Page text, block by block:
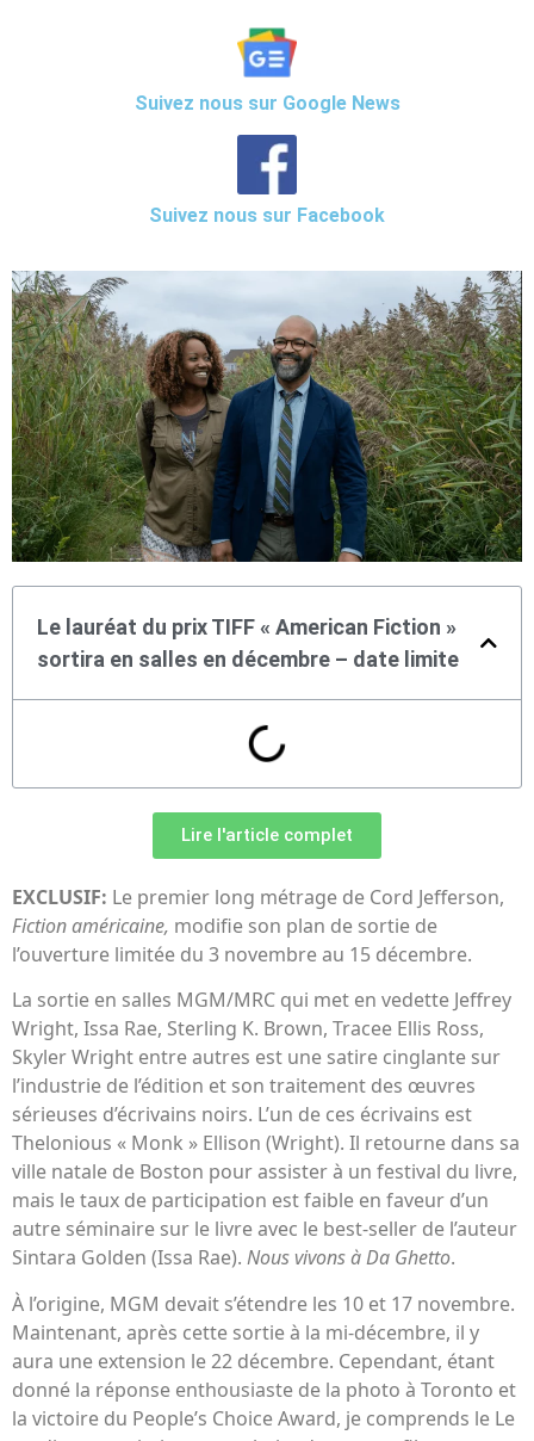
Suivez nous sur Google News
Suivez nous sur Facebook
Le lauréat du prix TIFF « American Fiction »
sortira en salles en décembre – date limite
Lire l'article complet
EXCLUSIF: Le premier long métrage de Cord Jefferson,
Fiction américaine, modifie son plan de sortie de
l’ouverture limitée du 3 novembre au 15 décembre.
La sortie en salles MGM/MRC qui met en vedette Jeffrey
Wright, Issa Rae, Sterling K. Brown, Tracee Ellis Ross,
Skyler Wright entre autres est une satire cinglante sur
l’industrie de l’édition et son traitement des œuvres
sérieuses d’écrivains noirs. L’un de ces écrivains est
Thelonious « Monk » Ellison (Wright). Il retourne dans sa
ville natale de Boston pour assister à un festival du livre,
mais le taux de participation est faible en faveur d’un
autre séminaire sur le livre avec le best-seller de l’auteur
Sintara Golden (Issa Rae). Nous vivons à Da Ghetto.
À l’origine, MGM devait s’étendre les 10 et 17 novembre.
Maintenant, après cette sortie à la mi-décembre, il y
aura une extension le 22 décembre. Cependant, étant
donné la réponse enthousiaste de la photo à Toronto et
la victoire du People’s Choice Award, je comprends le Le